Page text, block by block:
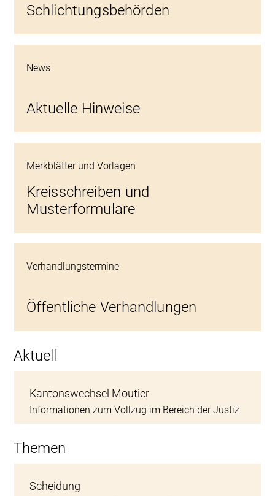
Schlichtungsbehörden
Aktuelle Hinweise
News
Kreisschreiben und
Musterformulare
Merkblätter und Vorlagen
Öffentliche Verhandlungen
Verhandlungstermine
Aktuell
Kantonswechsel Moutier
Informationen zum Vollzug im Bereich der Justiz
Themen
Scheidung